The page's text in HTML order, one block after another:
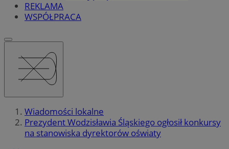
REKLAMA
WSPÓŁPRACA
Wiadomości lokalne
Prezydent Wodzisławia Śląskiego ogłosił konkursy
na stanowiska dyrektorów oświaty